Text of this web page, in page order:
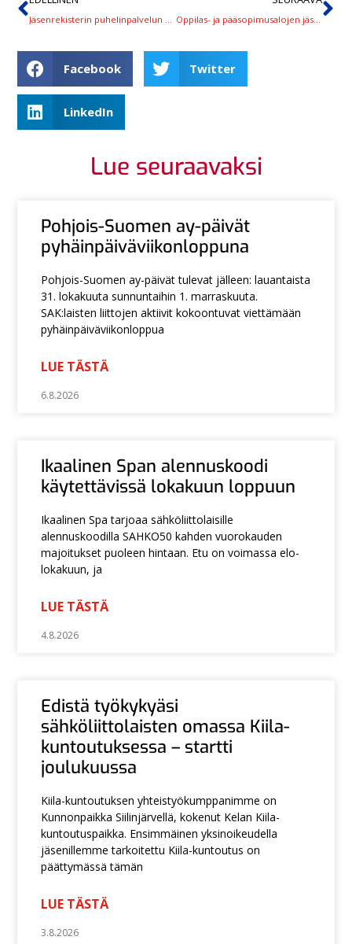
Oppilas- ja pääsopimusalojen jäsenet, tulossa kutsuja kyselytutkimukseen tulevaisuuden osaamistarpeista
Facebook Twitter
LinkedIn
Lue seuraavaksi
Pohjois-Suomen ay-päivät
pyhäinpäiväviikonloppuna
Pohjois-Suomen ay-päivät tulevat jälleen: lauantaista
31. lokakuuta sunnuntaihin 1. marraskuuta.
SAK:laisten liittojen aktiivit kokoontuvat viettämään
pyhäinpäiväviikonloppua
LUE TÄSTÄ
6.8.2026
Ikaalinen Span alennuskoodi
käytettävissä lokakuun loppuun
Ikaalinen Spa tarjoaa sähköliittolaisille
alennuskoodilla SAHKO50 kahden vuorokauden
majoitukset puoleen hintaan. Etu on voimassa elo-
lokakuun, ja
LUE TÄSTÄ
4.8.2026
Edistä työkykyäsi
sähköliittolaisten omassa Kiila-
kuntoutuksessa – startti
joulukuussa
Kiila-kuntoutuksen yhteistyökumppanimme on
Kunnonpaikka Siilinjärvellä, kokenut Kelan Kiila-
kuntoutuspaikka. Ensimmäinen yksinoikeudella
jäsenillemme tarkoitettu Kiila-kuntoutus on
päättymässä tämän
LUE TÄSTÄ
3.8.2026